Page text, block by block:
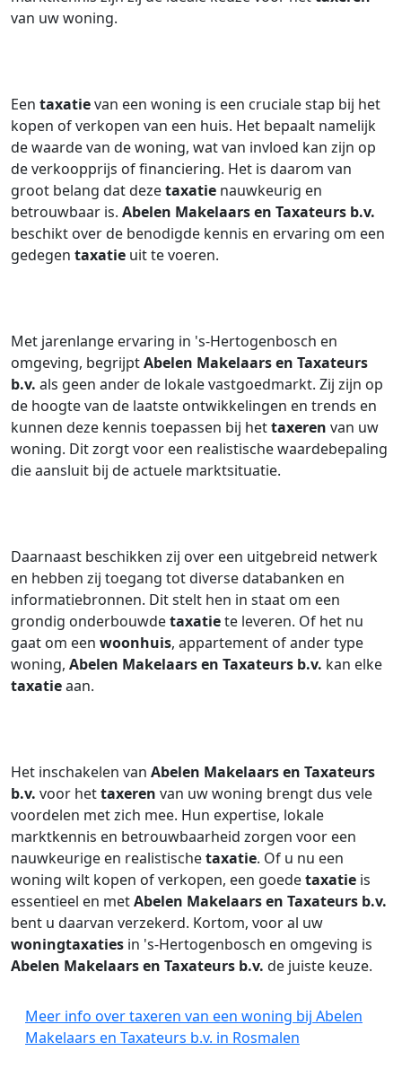
van uw woning.
Een taxatievan een woning is een cruciale stap bij het
kopen of verkopen van een huis. Het bepaalt namelijk
de waarde van de woning, wat van invloed kan zijn op
de verkoopprijs of financiering. Het is daarom van
groot belang dat dezetaxatie nauwkeurig en
betrouwbaar is. Abelen Makelaars en Taxateurs b.v.
beschikt over de benodigde kennis en ervaring om een
gedegen taxatie uit te voeren.
Met jarenlange ervaring in 's-Hertogenbosch en
omgeving, begrijptAbelen Makelaars en Taxateurs
b.v. als geen ander de lokale vastgoedmarkt. Zij zijn op
de hoogte van de laatste ontwikkelingen en trends en
kunnen deze kennis toepassen bij hettaxeren van uw
woning. Dit zorgt voor een realistische waardebepaling
die aansluit bij de actuele marktsituatie.
Daarnaast beschikken zij over een uitgebreid netwerk
en hebben zij toegang tot diverse databanken en
informatiebronnen. Dit stelt hen in staat om een
grondig onderbouwdetaxatiete leveren. Of het nu
gaat om een woonhuis, appartement of ander type
woning, Abelen Makelaars en Taxateurs b.v. kan elke
taxatieaan.
Het inschakelen van Abelen Makelaars en Taxateurs
b.v. voor hettaxeren van uw woning brengt dus vele
voordelen met zich mee. Hun expertise, lokale
marktkennis en betrouwbaarheid zorgen voor een
nauwkeurige en realistischetaxatie. Of u nu een
woning wilt kopen of verkopen, een goedetaxatie is
essentieel en metAbelen Makelaars en Taxateurs b.v.
bent u daarvan verzekerd. Kortom, voor al uw
woningtaxaties in 's-Hertogenbosch en omgeving is
Abelen Makelaars en Taxateurs b.v. de juiste keuze.
Meer info over taxeren van een woning bij Abelen
Makelaars en Taxateurs b.v. in Rosmalen